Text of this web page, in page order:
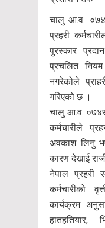
चालु आ.व.
प्रहरी
पुरस्कार
प्रचलित
नगरेकोले
गरिएको छ ।
चालु आ.व.
कर्मचारीले
अवकाश लिनु
कारण देखाई
नेपाल प्रहरी
कर्मचारीको
कार्यक्रम
हातहतियार,